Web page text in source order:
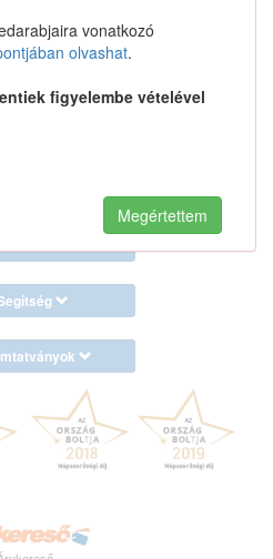
vonatkozó
olvashat.
figyelembe vételével
Megértettem